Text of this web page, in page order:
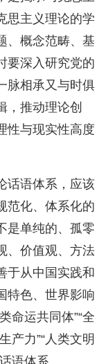
思主义理论的学
、概念范畴、基
要深入研究党的
脉相承又与时俱
，推动理论创
性与现实性高度
话语体系，应该
范化、体系化的
是单纯的、孤零
、价值观、方法
于从中国实践和
特色、世界影响
命运共同体”“全
产力”“人类文明